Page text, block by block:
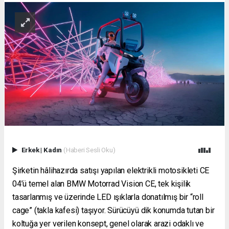
Erkek| Kadın (Haberi Sesli Oku)
Şirketin hâlihazırda satışı yapılan elektrikli motosikleti CE
04’ü temel alan BMW Motorrad Vision CE, tek kişilik
tasarlanmış ve üzerinde LED ışıklarla donatılmış bir “roll
cage” (takla kafesi) taşıyor. Sürücüyü dik konumda tutan bir
koltuğa yer verilen konsept, genel olarak arazi odaklı ve